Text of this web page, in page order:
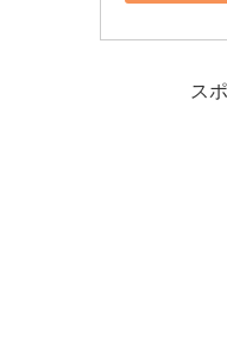
ス